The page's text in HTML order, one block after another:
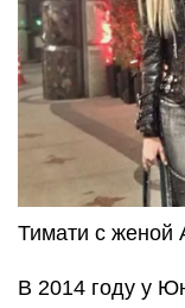
Тимати с
В 2014 году у